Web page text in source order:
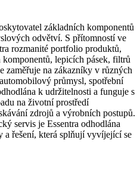
základních komponentů
odvětví. S přítomností ve
rozmanité portfolio produktů,
lepicích pásek, filtrů
zaměřuje na zákazníky v různých
průmysl, spotřební
k udržitelnosti a funguje s
na životní prostředí
zdrojů a výrobních postupů.
servis je Essentra odhodlána
řešení, která splňují vyvíjející se